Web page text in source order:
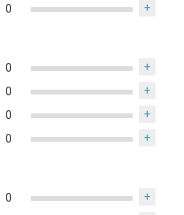
0 +
0 +
0 +
0 +
0 +
0
+